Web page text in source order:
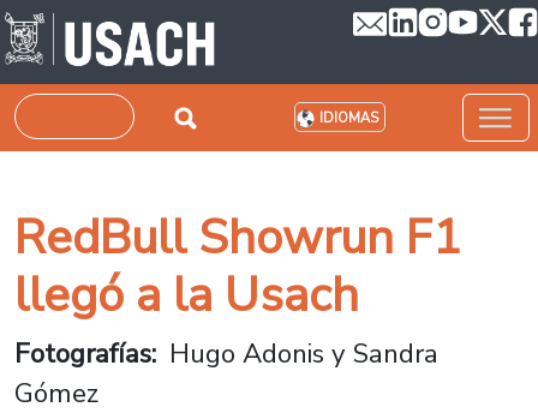
Pasar al contenido principal
Buscar IDIOMAS
RedBull Showrun F1
llegó a la Usach
Fotografías Hugo Adonis y Sandra
Gómez